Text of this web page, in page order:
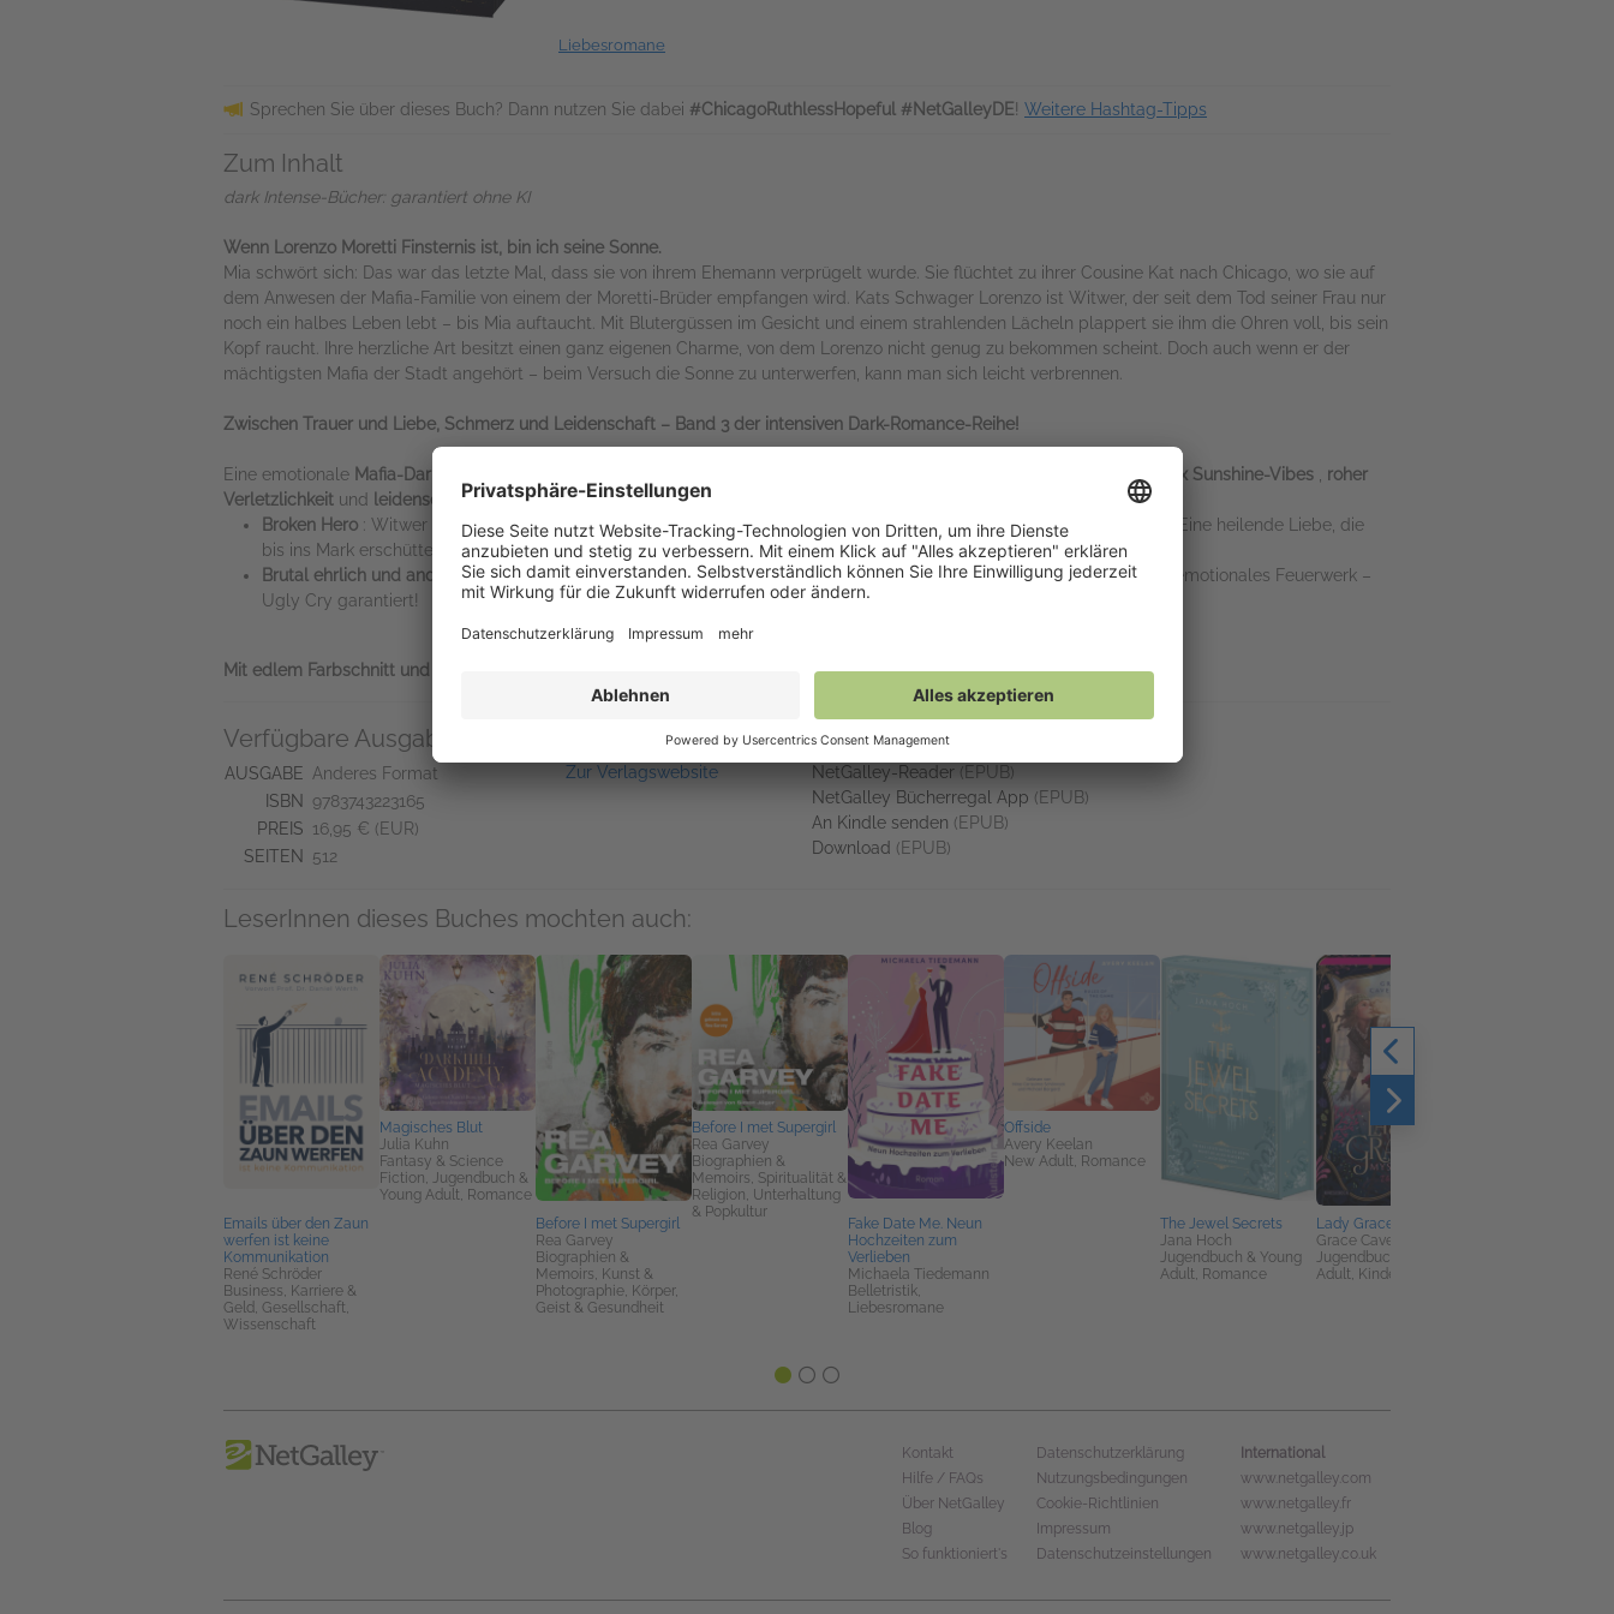
Liebesromane
Sprechen Sie über dieses Buch? Dann nutzen Sie dabei #ChicagoRuthlessHopeful #NetGalleyDE! Weitere Hashtag-Tipps
Zum Inhalt
dark Intense-Bücher: garantiert ohne KI
Wenn Lorenzo Moretti Finsternis ist, bin ich seine Sonne.
Mia schwört sich: Das war das letzte Mal, dass sie von ihrem Ehemann verprügelt wurde. Sie flüchtet zu ihrer Cousine Kat nach Chicago, wo sie auf
dem Anwesen der Mafia-Familie von einem der Moretti-Brüder empfangen wird. Kats Schwager Lorenzo ist Witwer, der seit dem Tod seiner Frau nur
noch ein halbes Leben lebt – bis Mia auftaucht. Mit Blutergüssen im Gesicht und einem strahlenden Lächeln plappert sie ihm die Ohren voll, bis sein
Kopf raucht. Ihre herzliche Art besitzt einen ganz eigenen Charme, von dem Lorenzo nicht genug zu bekommen scheint. Doch auch wenn er der
mächtigsten Mafia der Stadt angehört – beim Versuch die Sonne zu unterwerfen, kann man sich leicht verbrennen.
Zwischen Trauer und Liebe, Schmerz und Leidenschaft – Band 3 der intensiven Dark-Romance-Reihe!
Eine emotionale Mafia-Dark-Romance Grumpy x Sunshine-Vibes
roher
Verletzlichkeit und leidenschaftlicher Erotik!
Broken Hero : Witwer Lorenzo ist nur noch ein Schatten seiner selbst, bis Sonnenschein Mia alles auf den Kopf stellt. Eine heilende Liebe, die
bis ins Mark erschüttert und zutiefst bewegt.
Brutal ehrlich und anders, als man denkt: Diese Mafia-Romance bietet nicht nur physische Action, sondern auch ein emotionales Feuerwerk –
Ugly Cry garantiert!
Mit edlem Farbschnitt und hochwertigem Lesezeichen in der Erstauflage - Nur solange der Vorrat reicht!
Verfügbare Ausgaben
AUSGABE Anderes Format
ISBN
9783743223165
PREIS 16,95 € (EUR)
SEITEN
512
Zur Verlagswebsite
Auf NetGalley verfügbar
NetGalley-Reader (EPUB)
NetGalley Bücherregal App (EPUB)
An Kindle senden (EPUB)
Download (EPUB)
LeserInnen dieses Buches mochten auch:
Emails über den Zaun
werfen ist keine
Kommunikation
René Schröder
Business, Karriere &
Geld, Gesellschaft,
Wissenschaft
Magisches Blut
Julia Kuhn
Fantasy & Science
Fiction, Jugendbuch &
Young Adult, Romance
Before I met Supergirl
Rea Garvey
Biographien &
Memoirs, Kunst &
Photographie, Körper,
Geist & Gesundheit
Before I met Supergirl
Rea Garvey
Biographien &
Memoirs, Spiritualität &
Religion, Unterhaltung
& Popkultur
Fake Date Me. Neun
Hochzeiten zum
Verlieben
Michaela Tiedemann
Belletristik,
Liebesromane
Offside
Avery Keelan
New Adult, Romance
The Jewel Secrets
Jana Hoch
Jugendbuch & Young
Adult, Romance
Lady Grace Mysteries
Grace Cavendish
Jugendbuch & Young
Adult, Kinderbücher
Kontakt
Hilfe / FAQs
Über NetGalley
Blog
So funktioniert's
Datenschutzerklärung
Nutzungsbedingungen
Cookie-Richtlinien
Impressum
Datenschutzeinstellungen
International
www.netgalley.com
www.netgalley.fr
www.netgalley.jp
www.netgalley.co.uk